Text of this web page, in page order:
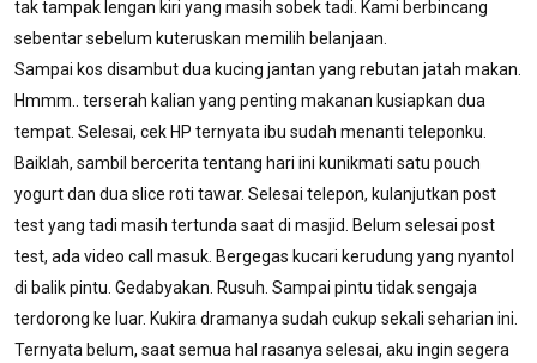
tak tampak lengan kiri yang masih sobek tadi. Kami berbincang
sebentar sebelum kuteruskan memilih belanjaan.
Sampai kos disambut dua kucing jantan yang rebutan jatah makan.
Hmmm.. terserah kalian yang penting makanan kusiapkan dua
tempat. Selesai, cek HP ternyata ibu sudah menanti teleponku.
Baiklah, sambil bercerita tentang hari ini kunikmati satu pouch
yogurt dan dua slice roti tawar. Selesai telepon, kulanjutkan post
test yang tadi masih tertunda saat di masjid. Belum selesai post
test, ada video call masuk. Bergegas kucari kerudung yang nyantol
di balik pintu. Gedabyakan. Rusuh. Sampai pintu tidak sengaja
terdorong ke luar. Kukira dramanya sudah cukup sekali seharian ini.
Ternyata belum, saat semua hal rasanya selesai, aku ingin segera